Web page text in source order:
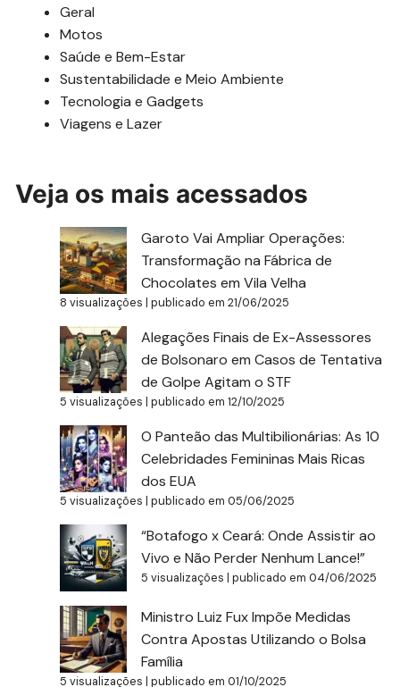
Geral
Motos
Saúde e Bem-Estar
Sustentabilidade e Meio Ambiente
Tecnologia e Gadgets
Viagens e Lazer
Veja os mais acessados
Garoto Vai Ampliar Operações:
Transformação na Fábrica de
Chocolates em Vila Velha
8 visualizações |publicado em 21/06/2025
Alegações Finais de Ex-Assessores
de Bolsonaro em Casos de Tentativa
de Golpe Agitam o STF
5 visualizações |publicado em 12/10/2025
O Panteão das Multibilionárias: As 10
Celebridades Femininas Mais Ricas
dos EUA
5 visualizações |publicado em 05/06/2025
“Botafogo x Ceará: Onde Assistir ao
Vivo e Não Perder Nenhum Lance!”
5 visualizações |publicado em 04/06/2025
Ministro Luiz Fux Impõe Medidas
Contra Apostas Utilizando o Bolsa
Família
5 visualizações |publicado em 01/10/2025